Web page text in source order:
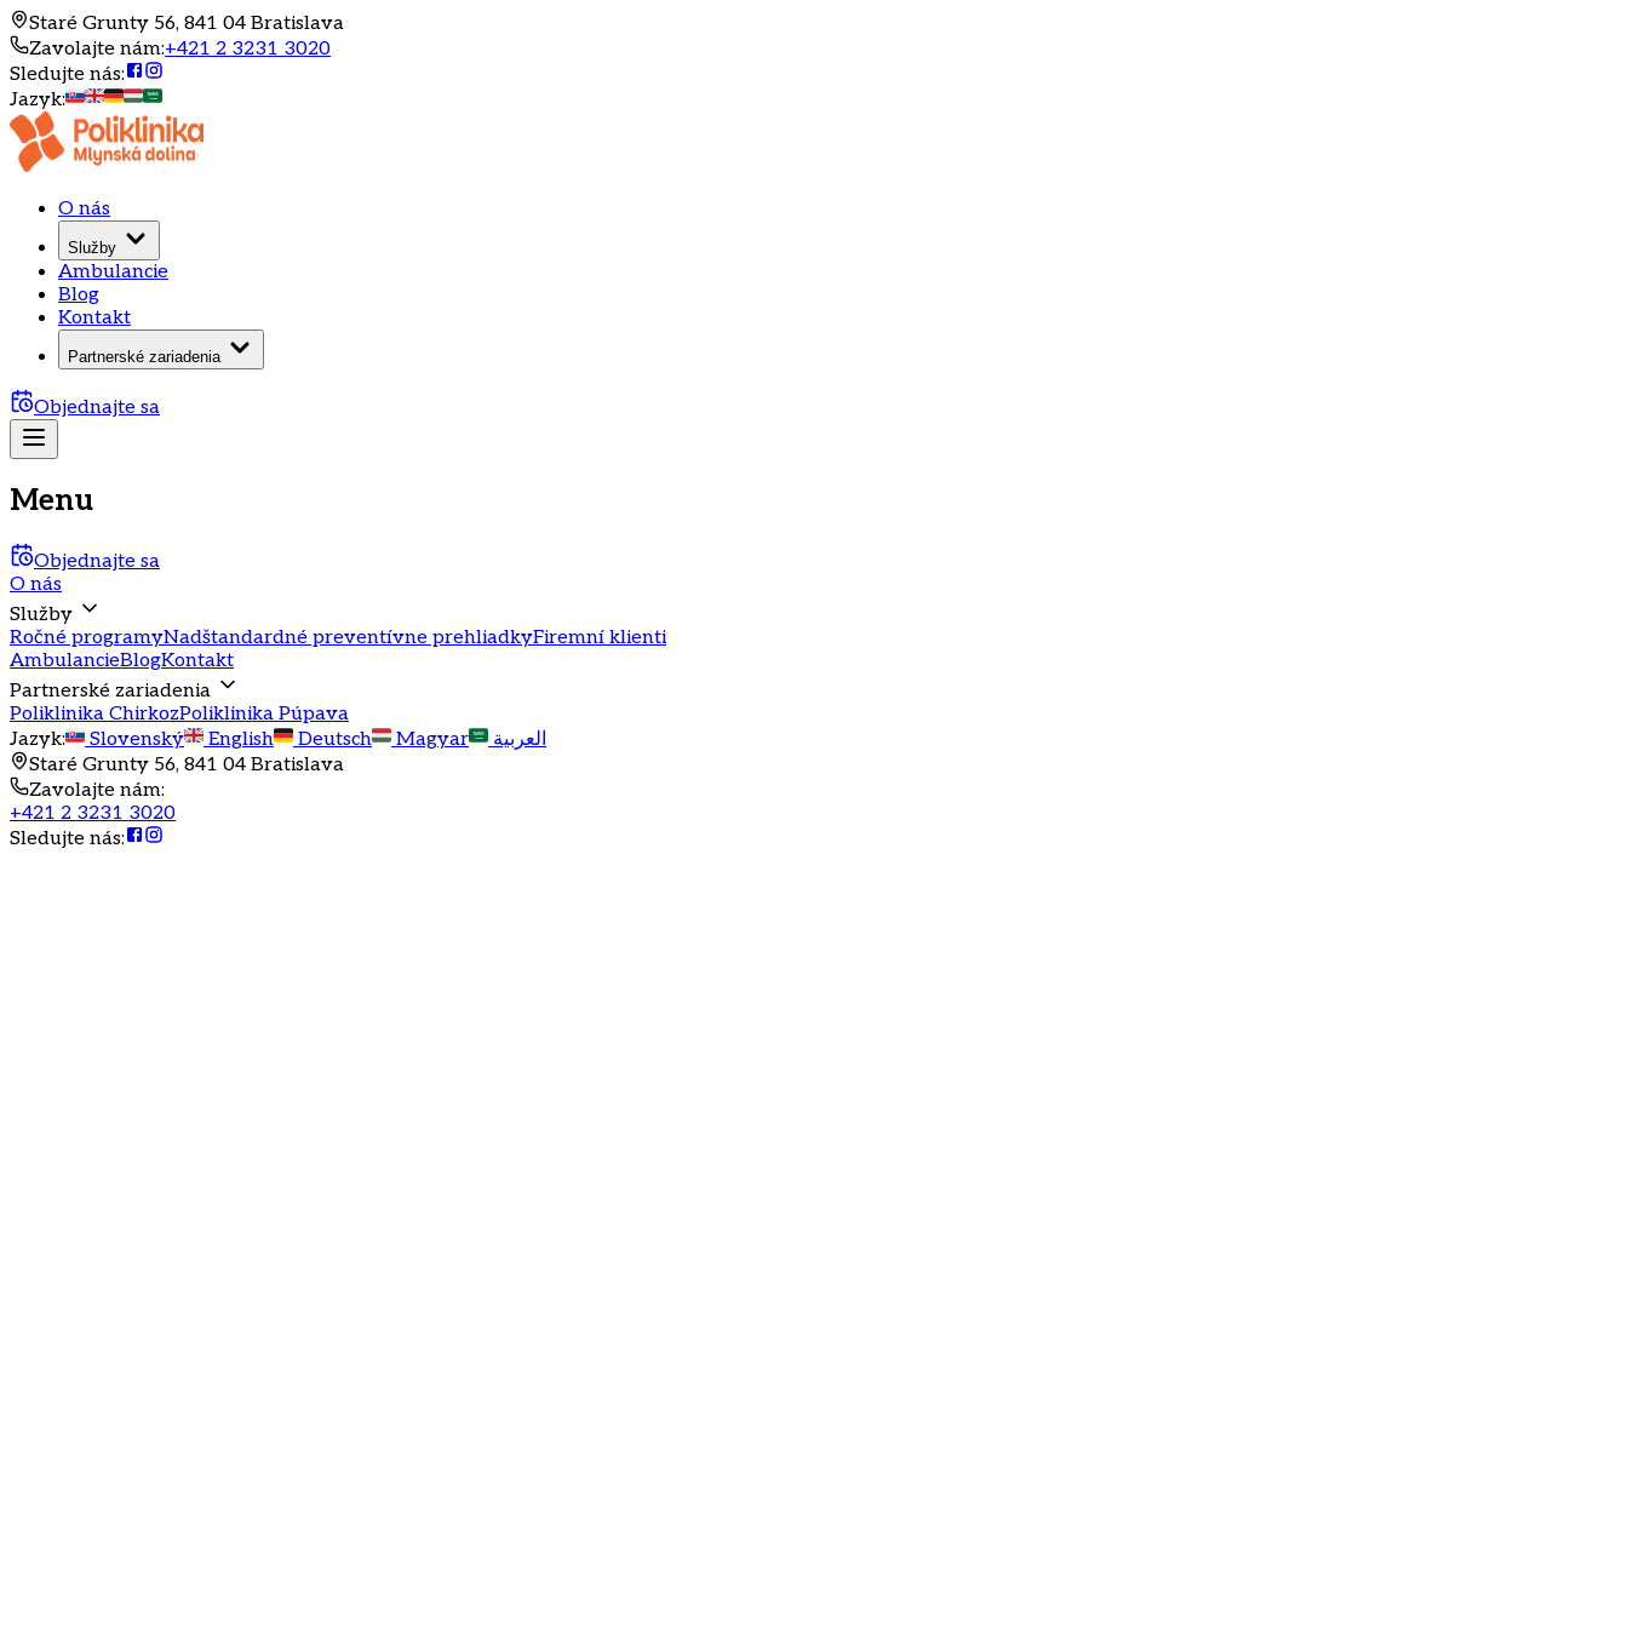
Staré Grunty 56, 841 04 Bratislava
Zavolajte nám:+421 2 3231 3020
Sledujte nás:
Jazyk:
O nás
Služby
Ambulancie
Blog
Kontakt
Partnerské zariadenia
Objednajte sa
Menu
Objednajte sa
O nás
Služby
Ročné programyNadštandardné preventívne prehliadkyFiremní klienti
AmbulancieBlogKontakt
Partnerské zariadenia
Poliklinika ChirkozPoliklinika Púpava
Jazyk: Slovenský English Deutsch Magyar
العربية
Staré Grunty 56, 841 04 Bratislava
Zavolajte nám:
+421 2 3231 3020
Sledujte nás: